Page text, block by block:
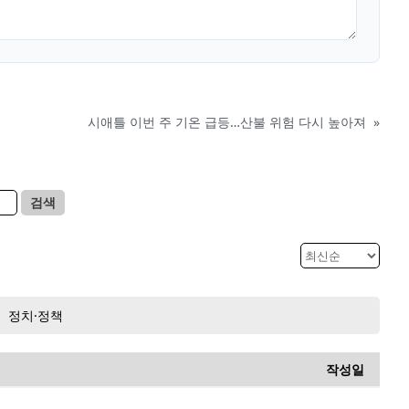
시애틀 이번 주 기온 급등…산불 위험 다시 높아져 »
검색
정치·정책
작성일